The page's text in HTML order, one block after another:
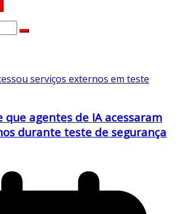
que agentes de IA acessaram
durante teste de segurança